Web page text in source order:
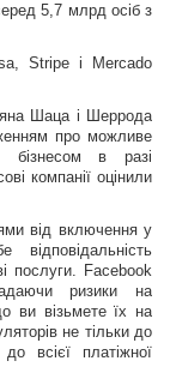
5,7 млрд осіб з
Stripe і Mercado
Шаца і Шеррода
про можливе
бізнесом в разі
компанії оцінили
від включення у
послуги. Facebook
ризики на
ви візьмете їх на
не тільки до
всієї платіжної